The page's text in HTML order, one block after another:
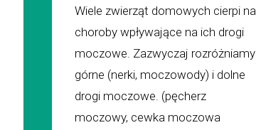
Wiele zwierząt domowych cierpi na
choroby wpływające na ich drogi
moczowe. Zazwyczaj rozróżniamy
górne (nerki, moczowody) i dolne
drogi moczowe. (pęcherz
moczowy, cewka moczowa